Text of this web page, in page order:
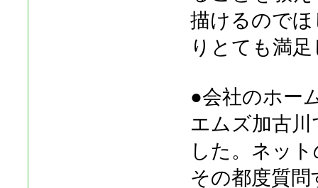
描けるので
りとても満
●会社のホー
エムズ加古
した。ネッ
その都度質